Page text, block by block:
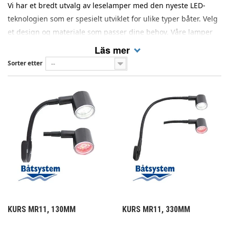
Vi har et bredt utvalg av leselamper med den nyeste LED-
teknologien som er spesielt utviklet for ulike typer båter. Velg
et design og materiale som passer dine behov. Våre lamper
leveres med en gjennomgående høy lyskvalitet og
fargegjengivelse som gir et behagelig leselys.
Läs mer
Sorter etter --
KURS MR11, 130MM KURS MR11, 330MM